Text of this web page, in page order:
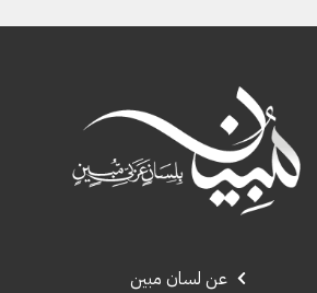
عن لسان مبين